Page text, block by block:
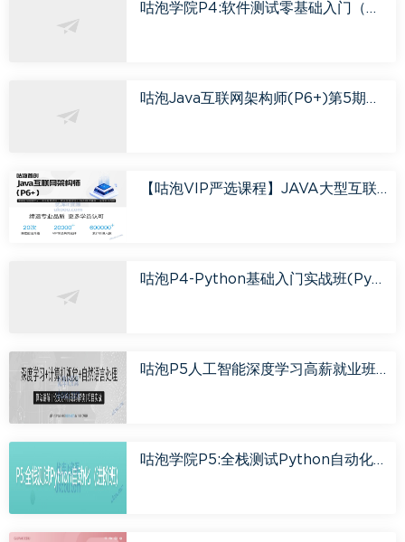
咕泡学院P4:软件测试零基础入门（基础班）「完结无密」
咕泡Java互联网架构师(P6+)第5期「完结无密」
【咕泡VIP严选课程】JAVA大型互联网架构师涨薪班Java高级架构师第四期
咕泡P4-Python基础入门实战班(Python基础+高级)
咕泡P5人工智能深度学习高薪就业班5期【完结无密】
咕泡学院P5:全栈测试Python自动化（进阶班）「完结无密」